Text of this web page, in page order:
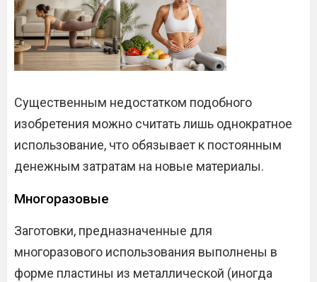
Существенным недостатком подобного
изобретения можно считать лишь однократное
использование, что обязывает к постоянным
денежным затратам на новые материалы.
Многоразовые
Заготовки, предназначенные для
многоразового использования выполнены в
форме пластины из металлической (иногда